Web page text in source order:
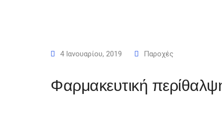
4 Ιανουαρίου, 2019 Παροχές
Φαρμακευτική